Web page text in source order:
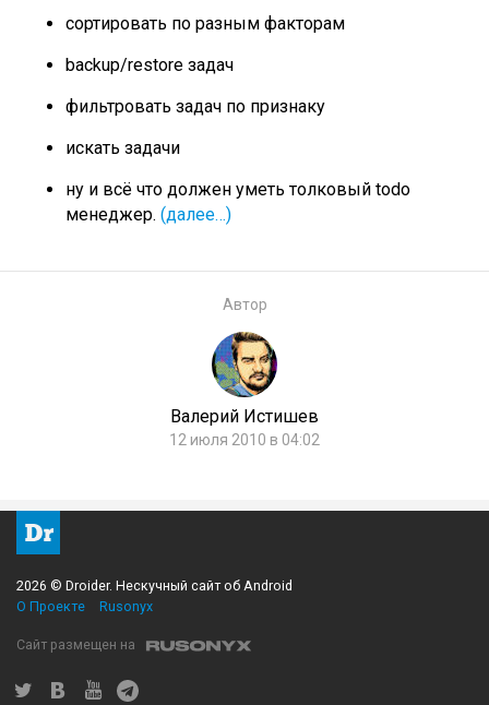
сортировать по разным факторам
backup/restore задач
фильтровать задач по признаку
искать задачи
ну и всё что должен уметь толковый todo
менеджер. (далее…)
Автор
Валерий Истишев
12 июля 2010 в 04:02
2026 © Droider. Нескучный сайт об Android
О Проекте
Rusonyx
Сайт размещен на